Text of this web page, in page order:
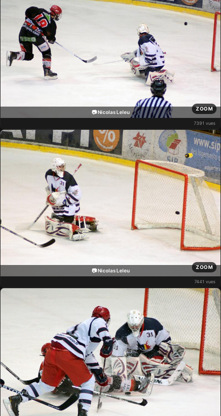
📷 Nicolas Leleu
ZOOM
7391 vues
📷 Nicolas Leleu
ZOOM
7441 vues